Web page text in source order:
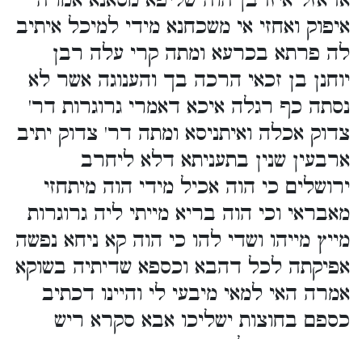
איפוק ואחזי אי משכחנא מידי למיכל איתיב
לה פרתא בכרעא ומתה קרי עלה רבן
יוחנן בן זכאי הרכה בך והענוגה אשר לא
נסתה כף רגלה איכא דאמרי גרוגרות דר'
צדוק אכלה ואיתניסא ומתה דר' צדוק יתיב
ארבעין שנין בתעניתא דלא ליחרב
ירושלים כי הוה אכיל מידי הוה מיתחזי
מאבראי וכי הוה בריא מייתי ליה גרוגרות
מייץ מייהו ושדי להו כי הוה קא ניחא נפשה
אפיקתה לכל דהבא וכספא שדיתיה בשוקא
אמרה האי למאי מיבעי לי והיינו דכתיב
כספם בחוצות ישליכו אבא סקרא ריש